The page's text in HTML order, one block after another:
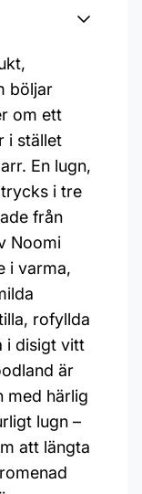
böljar
om ett
i stället
En lugn,
i tre
från
Noomi
i varma,
rofyllda
i disigt vitt
är
med härlig
lugn –
att längta